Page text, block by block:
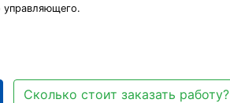
управляющего.
Сколько стоит заказать работу?